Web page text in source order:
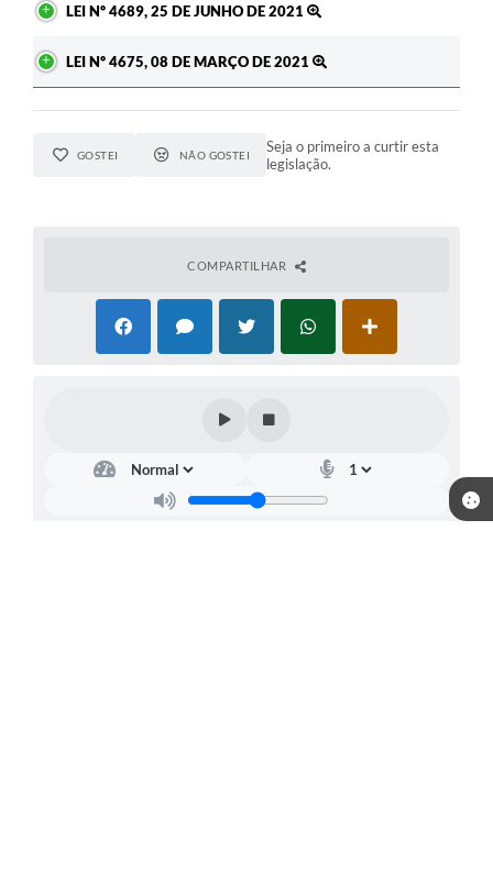
LEI Nº 4689, 25 DE JUNHO DE 2021
LEI Nº 4675, 08 DE MARÇO DE 2021
GOSTEI NÃO GOSTEI
Seja o primeiro a curtir esta
legislação.
COMPARTILHAR